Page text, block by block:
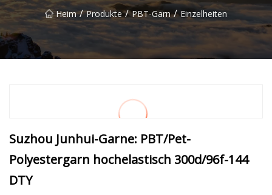
Heim / Produkte / PBT-Garn / Einzelheiten
Suzhou Junhui-Garne: PBT/Pet-
Polyestergarn hochelastisch 300d/96f-144
DTY